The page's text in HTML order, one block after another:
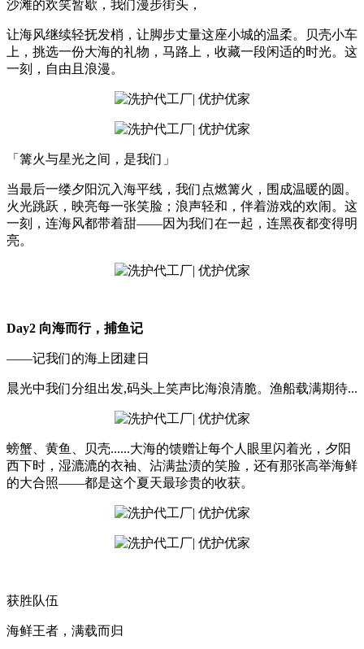
沙滩的欢笑暂歇，我们漫步街头，
让海风继续轻抚发梢，让脚步丈量这座小城的温柔。贝壳小车
上，挑选一份大海的礼物，马路上，收藏一段闲适的时光。这
一刻，自由且浪漫。
「篝火与星光之间，是我们」
当最后一缕夕阳沉入海平线，我们点燃篝火，围成温暖的圆。
火光跳跃，映亮每一张笑脸；浪声轻和，伴着游戏的欢闹。这
一刻，连海风都带着甜——因为我们在一起，连黑夜都变得明
亮。
Day2 向海而行，捕鱼记
——记我们的海上团建日
晨光中我们分组出发,码头上笑声比海浪清脆。渔船载满期待...
螃蟹、黄鱼、贝壳......大海的馈赠让每个人眼里闪着光，夕阳
西下时，湿漉漉的衣袖、沾满盐渍的笑脸，还有那张高举海鲜
的大合照——都是这个夏天最珍贵的收获。
获胜队伍
海鲜王者，满载而归